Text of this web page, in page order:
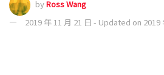
byRoss Wang
2019 年 11 月 21 日 - Updated on 2019